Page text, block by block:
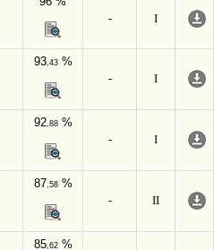
-
I
93,43%
-
I
92,88%
-
I
87,58%
-
II
85,62%